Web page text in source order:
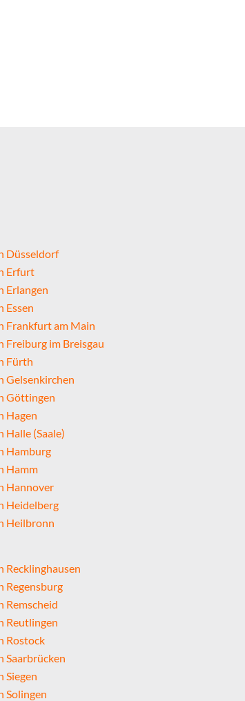
Düsseldorf
Erfurt
Erlangen
Essen
Frankfurt am Main
Freiburg im Breisgau
Fürth
Gelsenkirchen
Göttingen
Hagen
Halle (Saale)
Hamburg
Hamm
Hannover
Heidelberg
Heilbronn
Recklinghausen
Regensburg
Remscheid
Reutlingen
Rostock
Saarbrücken
Siegen
Solingen